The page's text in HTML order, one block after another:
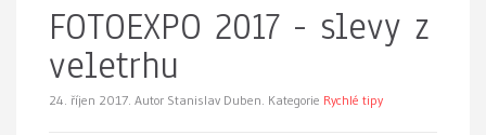
FOTOEXPO 2017 - slevy z
veletrhu
24. říjen 2017. Autor Stanislav Duben. Kategorie Rychlé tipy